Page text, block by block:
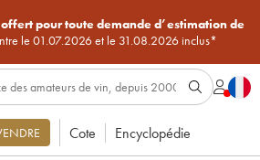
pour toute demande d’estimation de
le 01.07.2026 et le 31.08.2026 inclus*
Cote Encyclopédie